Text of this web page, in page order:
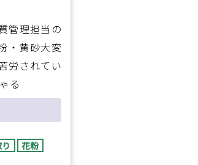
管理担当の
・黄砂大変
労されてい
る
花粉